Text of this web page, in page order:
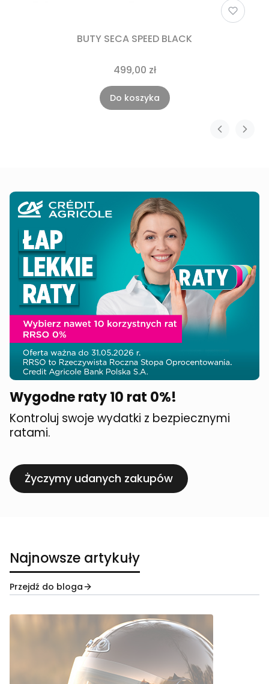
BUTY SECA SPEED BLACK
499,00 zł
Do koszyka
Wygodne raty 10 rat 0%!
Kontroluj swoje wydatki z bezpiecznymi
ratami.
Życzymy udanych zakupów
Najnowsze artykuły
Przejdź do bloga